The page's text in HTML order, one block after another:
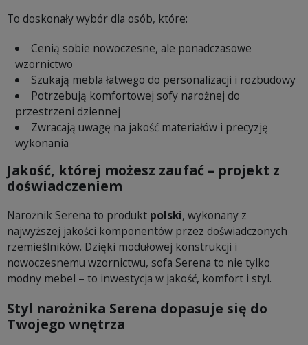
To doskonały wybór dla osób, które:
Cenią sobie nowoczesne, ale ponadczasowe
wzornictwo
Szukają mebla łatwego do personalizacji i rozbudowy
Potrzebują komfortowej sofy narożnej do
przestrzeni dziennej
Zwracają uwagę na jakość materiałów i precyzję
wykonania
Jakość, której możesz zaufać – projekt z
doświadczeniem
Narożnik Serena to produkt polski, wykonany z
najwyższej jakości komponentów przez doświadczonych
rzemieślników. Dzięki modułowej konstrukcji i
nowoczesnemu wzornictwu, sofa Serena to nie tylko
modny mebel – to inwestycja w jakość, komfort i styl.
Styl narożnika Serena dopasuje się do
Twojego wnętrza